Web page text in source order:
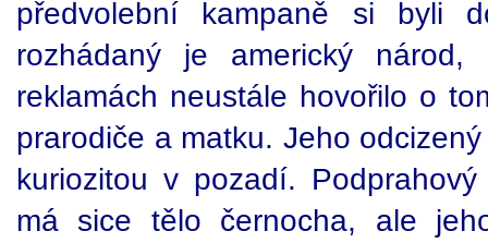
předvolební kampaně si byli
rozhádaný je americký
reklamách neustále hovořilo o
prarodiče a matku. Jeho
kuriozitou v pozadí.
má sice tělo černocha, ale